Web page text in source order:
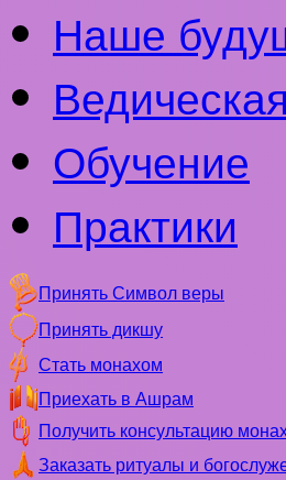
Наше
Обучение
Практики
Принять Символ веры
Принять дикшу
Стать монахом
Приехать в Ашрам
Получить консультацию
Заказать ритуалы и